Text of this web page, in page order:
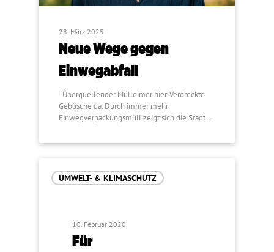
28. März 2025
Neue Wege gegen
Einwegabfall
Überquellender Mülleimer hier. Verdreckte
Gebüsche da. Durch immer mehr
Einwegverpackungsmüll zeigt sich die Stadt…
UMWELT- & KLIMASCHUTZ
10. Februar 2020
Für